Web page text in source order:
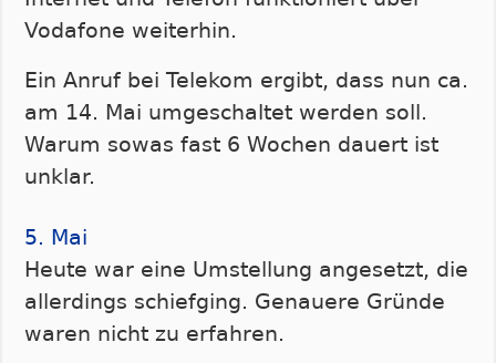
Vodafone weiterhin.
Ein Anruf bei Telekom ergibt, dass nun ca.
am 14. Mai umgeschaltet werden soll.
Warum sowas fast 6 Wochen dauert ist
unklar.
5. Mai
Heute war eine Umstellung angesetzt, die
allerdings schiefging. Genauere Gründe
waren nicht zu erfahren.